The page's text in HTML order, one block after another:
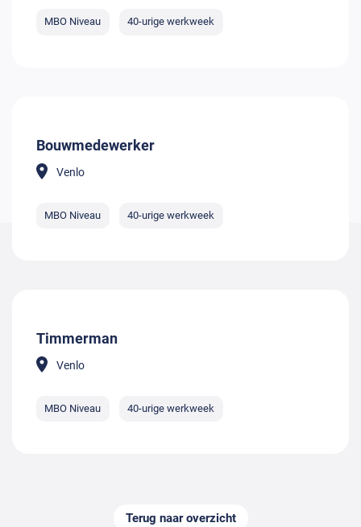
MBO Niveau 40-urige werkweek
Bouwmedewerker
Venlo
MBO Niveau 40-urige werkweek
Timmerman
Venlo
MBO Niveau 40-urige werkweek
Terug naar overzicht